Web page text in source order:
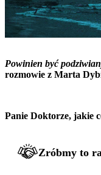
Powinien być
rozmowie z Marta
Panie Doktorze, jakie
Zróbmy to